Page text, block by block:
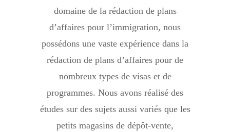
domaine de la rédaction de plans
d’affaires pour l’immigration, nous
possédons une vaste expérience dans la
rédaction de plans d’affaires pour de
nombreux types de visas et de
programmes. Nous avons réalisé des
études sur des sujets aussi variés que les
petits magasins de dépôt-vente,